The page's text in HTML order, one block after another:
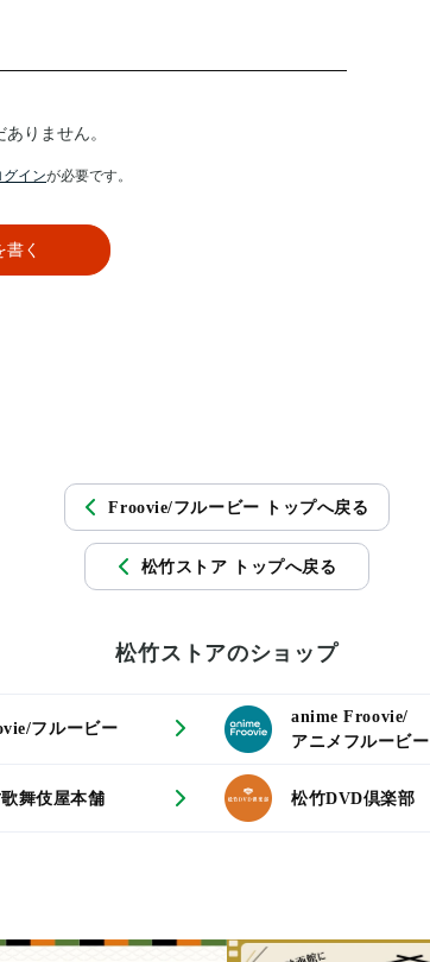
りません。
グインが必要です。
書く
Froovie/フルービー トップへ戻る
松竹ストア トップへ戻る
松竹ストアのショップ
フルービー
anime Froovie/
アニメフルービー
舞伎屋本舗 松竹DVD倶楽部